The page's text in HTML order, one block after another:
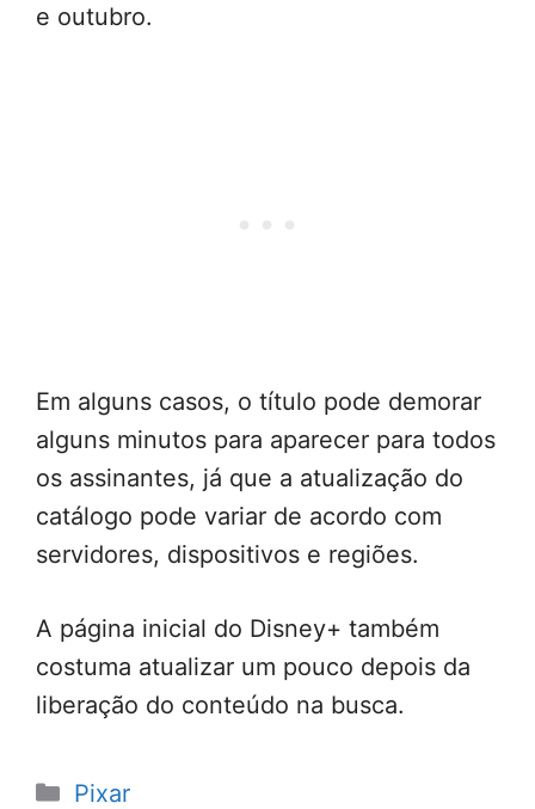
e outubro.
Em alguns casos, o título pode demorar
alguns minutos para aparecer para todos
os assinantes, já que a atualização do
catálogo pode variar de acordo com
servidores, dispositivos e regiões.
A página inicial do Disney+ também
costuma atualizar um pouco depois da
liberação do conteúdo na busca.
Categorias
Pixar